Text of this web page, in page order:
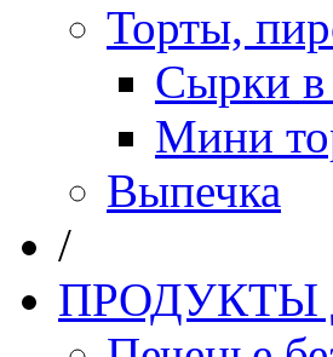
Торты,
Сырки в
Мини
Выпечка
/
ПРОДУКТЫ